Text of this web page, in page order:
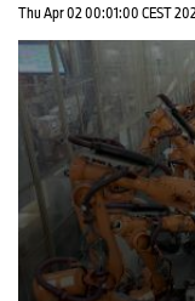
Thu Apr 02 00:01:00 CEST